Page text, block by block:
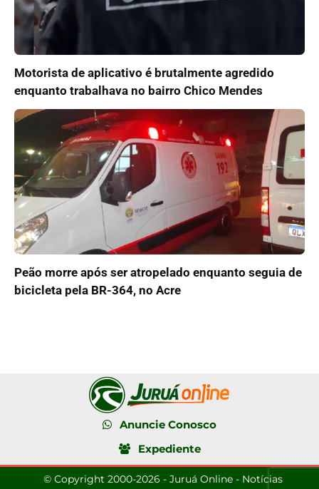
Motorista de aplicativo é brutalmente agredido
enquanto trabalhava no bairro Chico Mendes
Peão morre após ser atropelado enquanto seguia de
bicicleta pela BR-364, no Acre
Anuncie Conosco
Expediente
© Copyright 2000-2026 - Juruá Online - Notícias